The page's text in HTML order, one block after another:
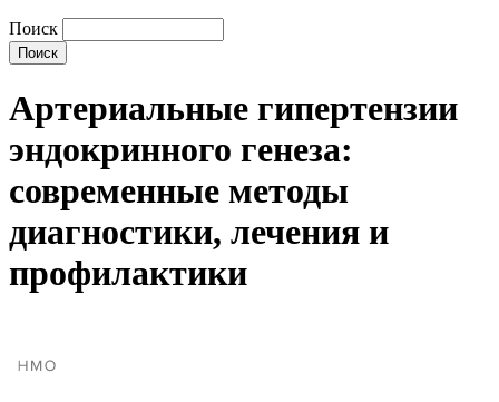
Поиск
Артериальные гипертензии
эндокринного генеза:
современные методы
диагностики, лечения и
профилактики